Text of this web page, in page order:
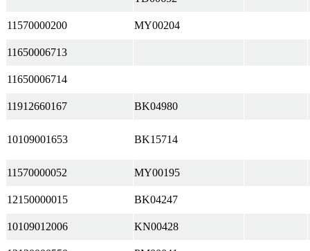
11570000200 MY00204
11650006713
11650006714
11912660167 BK04980
10109001653 BK15714
11570000052 MY00195
12150000015 BK04247
10109012006 KN00428